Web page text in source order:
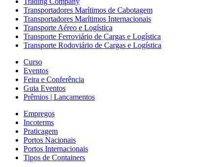
Transportadores Marítimos de Cabotagem
Transportadores Marítimos Internacionais
Transporte Aéreo e Logística
Transporte Ferroviário de Cargas e Logística
Transporte Rodoviário de Cargas e Logística
Curso
Eventos
Feira e Conferência
Guia Eventos
Prêmios | Lançamentos
Empregos
Incoterms
Praticagem
Portos Nacionais
Portos Internacionais
Tipos de Containers